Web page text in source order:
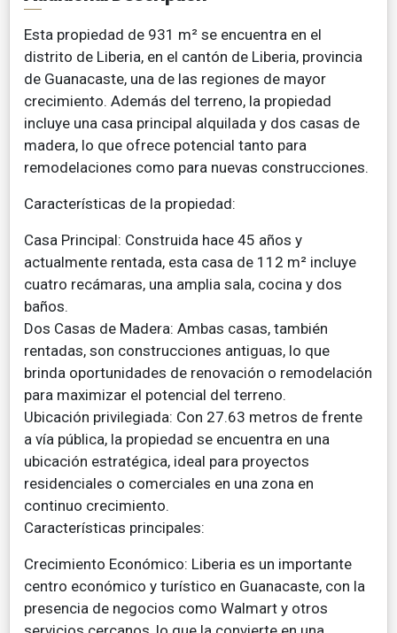
Esta propiedad de 931 m² se encuentra en el
distrito de Liberia, en el cantón de Liberia, provincia
de Guanacaste, una de las regiones de mayor
crecimiento. Además del terreno, la propiedad
incluye una casa principal alquilada y dos casas de
madera, lo que ofrece potencial tanto para
remodelaciones como para nuevas construcciones.
Características de la propiedad:
Casa Principal: Construida hace 45 años y
actualmente rentada, esta casa de 112 m² incluye
cuatro recámaras, una amplia sala, cocina y dos
baños.
Dos Casas de Madera: Ambas casas, también
rentadas, son construcciones antiguas, lo que
brinda oportunidades de renovación o remodelación
para maximizar el potencial del terreno.
Ubicación privilegiada: Con 27.63 metros de frente
a vía pública, la propiedad se encuentra en una
ubicación estratégica, ideal para proyectos
residenciales o comerciales en una zona en
continuo crecimiento.
Características principales:
Crecimiento Económico: Liberia es un importante
centro económico y turístico en Guanacaste, con la
presencia de negocios como Walmart y otros